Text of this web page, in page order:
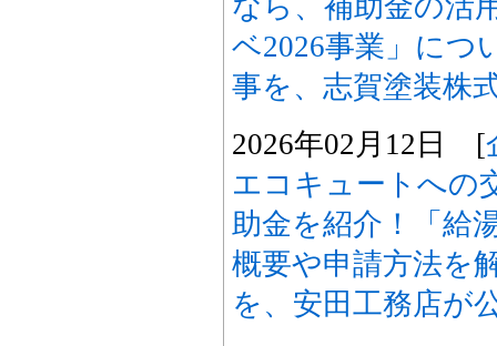
なら、補助金の活
ベ2026事業」につ
事を、志賀塗装株
2026年02月12日 [
エコキュートへの
助金を紹介！「給
概要や申請方法を
を、安田工務店が